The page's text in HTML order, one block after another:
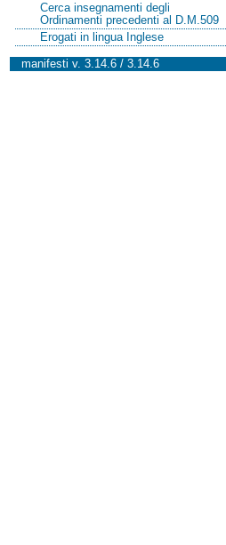
Cerca insegnamenti degli
Ordinamenti precedenti al D.M.509
Erogati in lingua Inglese
manifesti v. 3.14.6 / 3.14.6